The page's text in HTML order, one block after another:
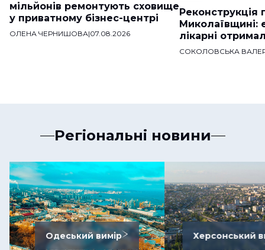
мільйонів ремонтують сховище
у приватному бізнес-центрі
ОЛЕНА ЧЕРНИШОВА|07.08.2026
Реконструкція
Миколаївщині:
лікарні
СОКОЛОВСЬКА
Регіональні новини
Одеський вимір Херсонський